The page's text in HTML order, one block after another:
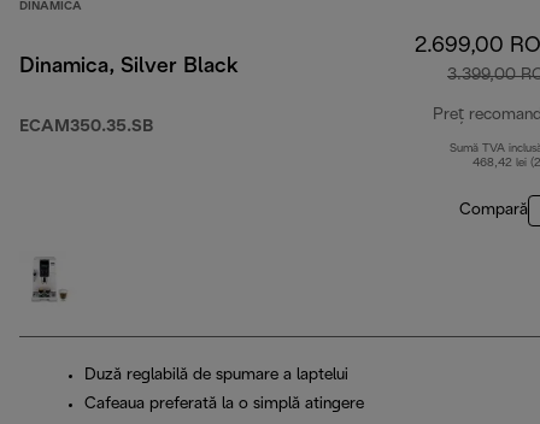
DINAMICA
Dinamica, Silver Black
ECAM350.35.SB
2.699,00
3.399,00
Preț
Sumă TVA
468,42 lei
Compară
Duză reglabilă de spumare a laptelui
Cafeaua preferată la o simplă atingere